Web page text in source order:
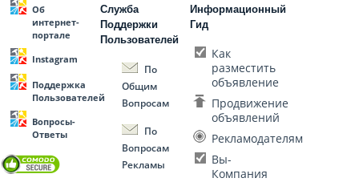
Об
интернет-
портале
Instagram
Поддержка
Пользователей
Вопросы-
Ответы
Служба
Поддержки
Пользователей
По
Общим
Вопросам
По
Вопросам
Рекламы
Информационный
Гид
Как
разместить
объявление
Продвижение
объявлений
Рекламодателям
Вы-
Компания